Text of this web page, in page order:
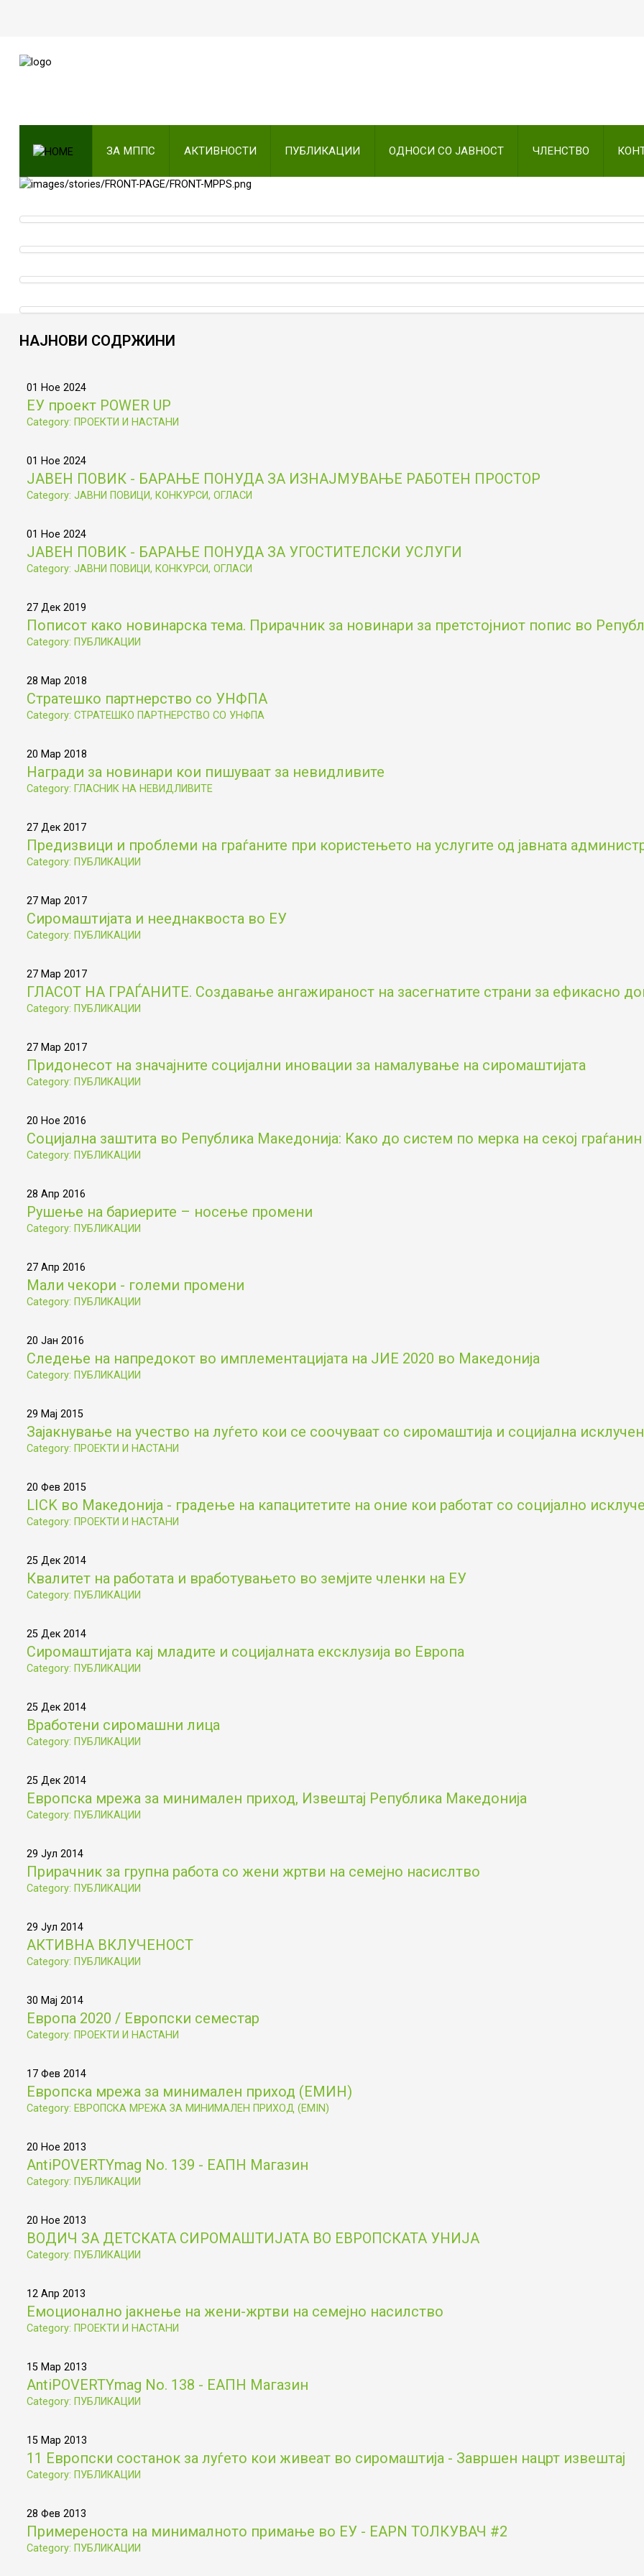
ПОЧЕТНА
ОДНОСИ СО ЈАВНОСТ
ЧЛЕНСТВО
КОНТАКТ
ЗА МППС АКТИВНОСТИ ПУБЛИКАЦИИ ОДНОСИ СО ЈАВНОСТ ЧЛЕНСТВО
НАЈНОВИ СОДРЖИНИ
01 Ное 2024
ЕУ проект POWER UP
Category: ПРОЕКТИ И НАСТАНИ
01 Ное 2024
ЈАВЕН ПОВИК - БАРАЊЕ ПОНУДА ЗА ИЗНАЈМУВАЊЕ РАБОТЕН ПРОСТОР
Category: ЈАВНИ ПОВИЦИ, КОНКУРСИ, ОГЛАСИ
01 Ное 2024
ЈАВЕН ПОВИК - БАРАЊЕ ПОНУДА ЗА УГОСТИТЕЛСКИ УСЛУГИ
Category: ЈАВНИ ПОВИЦИ, КОНКУРСИ, ОГЛАСИ
27 Дек 2019
Пописот како новинарска тема. Прирачник за новинари за претстојниот попис во
Category: ПУБЛИКАЦИИ
28 Мар 2018
Стратешко партнерство со УНФПА
Category: СТРАТЕШКО ПАРТНЕРСТВО СО УНФПА
20 Мар 2018
Награди за новинари кои пишуваат за невидливите
Category: ГЛАСНИК НА НЕВИДЛИВИТЕ
27 Дек 2017
Предизвици и проблеми на граѓаните при користењето на услугите од јавната
Category: ПУБЛИКАЦИИ
27 Мар 2017
Сиромаштијата и нееднаквоста во ЕУ
Category: ПУБЛИКАЦИИ
27 Мар 2017
ГЛАСОТ НА ГРАЃАНИТЕ. Создавање ангажираност на засегнатите страни за ефикасно
Category: ПУБЛИКАЦИИ
27 Мар 2017
Придонесот на значајните социјални иновации за намалување на сиромаштијата
Category: ПУБЛИКАЦИИ
20 Ное 2016
Социјална заштита во Република Македонија: Како до систем по мерка на секој граѓанин
Category: ПУБЛИКАЦИИ
28 Апр 2016
Рушење на бариерите – носење промени
Category: ПУБЛИКАЦИИ
27 Апр 2016
Мали чекори - големи промени
Category: ПУБЛИКАЦИИ
20 Јан 2016
Следење на напредокот во имплементацијата на ЈИЕ 2020 во Македонија
Category: ПУБЛИКАЦИИ
29 Мај 2015
Зајакнување на учество на луѓето кои се соочуваат со сиромаштија и социјална
Category: ПРОЕКТИ И НАСТАНИ
20 Фев 2015
LICK во Македонија - градење на капацитетите на оние кои работат со социјално
Category: ПРОЕКТИ И НАСТАНИ
25 Дек 2014
Квалитет на работата и вработувањето во земјите членки на ЕУ
Category: ПУБЛИКАЦИИ
25 Дек 2014
Сиромаштијата кај младите и социјалната ексклузија во Европа
Category: ПУБЛИКАЦИИ
25 Дек 2014
Вработени сиромашни лица
Category: ПУБЛИКАЦИИ
25 Дек 2014
Европска мрежа за минимален приход, Извештај Република Македонија
Category: ПУБЛИКАЦИИ
29 Јул 2014
Прирачник за групна работа со жени жртви на семејно насислтво
Category: ПУБЛИКАЦИИ
29 Јул 2014
АКТИВНА ВКЛУЧЕНОСТ
Category: ПУБЛИКАЦИИ
30 Мај 2014
Европа 2020 / Европски семестар
Category: ПРОЕКТИ И НАСТАНИ
17 Фев 2014
Европска мрежа за минимален приход (ЕМИН)
Category: ЕВРОПСКА МРЕЖА ЗА МИНИМАЛЕН ПРИХОД (EMIN)
20 Ное 2013
AntiPOVERTYmag No. 139 - ЕАПН Магазин
Category: ПУБЛИКАЦИИ
20 Ное 2013
ВОДИЧ ЗА ДЕТСКАТА СИРОМАШТИЈАТА ВО ЕВРОПСКАТА УНИЈА
Category: ПУБЛИКАЦИИ
12 Апр 2013
Емоционално јакнење на жени-жртви на семејно насилство
Category: ПРОЕКТИ И НАСТАНИ
15 Мар 2013
AntiPOVERTYmag No. 138 - ЕАПН Магазин
Category: ПУБЛИКАЦИИ
15 Мар 2013
11 Европски состанок за луѓето кои живеат во сиромаштија - Завршен нацрт извештај
Category: ПУБЛИКАЦИИ
28 Фев 2013
Примереностa на минималното примање во ЕУ - EAPN ТОЛКУВАЧ #2
Category: ПУБЛИКАЦИИ